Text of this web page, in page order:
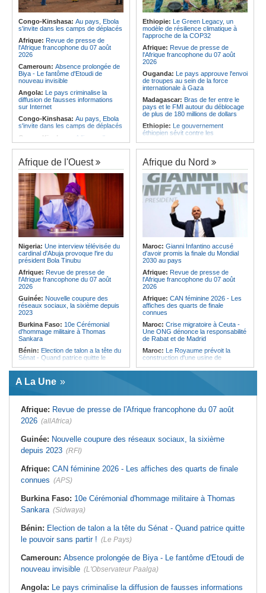
Afrique:La LSF salue le lancement
du premier ETF obligataire
souverain africain (USD) disponible
en Europe
Afrique: Promesse de la finale de la
Coupe du Monde 2030 au Maroc -
Infantino marquera-t-il le but de son
corrige le Kabuscorp en match de
préparation
Angola:Des experts prélèvent des
échantillons pour identifier les
victimes de l'accident de Cuanza-
Sul
Congo-Kinshasa: Au pays, Ebola
s'invite dans les camps de déplacés
Afrique: Revue de presse de
l'Afrique francophone du 07 août
2026
Cameroun: Absence prolongée de
Biya - Le fantôme d'Etoudi de
nouveau invisible
Angola: Le pays criminalise la
diffusion de fausses informations
sur Internet
Congo-Kinshasa: Au pays, Ebola
s'invite dans les camps de déplacés
Congo-Kinshasa:
A l'issue d'une
visite au pays, le chef de l'OMS
appelle à intensifier la riposte
Congo-Kinshasa:Transfert de 15
personnes vers l'AFC/M23
Centrafrique:
Un réseau mondial
de professionnels de la santé
connectés par la télémédecine
Congo-Kinshasa:Ebola au pays -
Africa CDC mise sur les
communautés
Afrique Centrale:L'explosion de la
demande de viande de brousse
extermine la faune sauvage
Ethiopie: Le Green Legacy, un
modèle de résilience climatique à
l'approche de la COP32
Afrique: Revue de presse de
l'Afrique francophone du 07 août
2026
Ouganda: Le pays approuve l'envoi
de troupes au sein de la force
internationale à Gaza
Madagascar: Bras de fer entre le
pays et le FMI autour du déblocage
de plus de 180 millions de dollars
Ethiopie: Le gouvernement
éthiopien sévit contre les
Kenya:Des associations de
femmes marchent pour dénoncer
les disparitions forcées
Afrique:La CEA renforce les
capacités des parlementaires de
l'Afrique de l'Est
Congo-Kinshasa:Après l'accord
avec une branche des FDLR, les
zones d'ombre persistent
Sud-Soudan:Le pays à la croisée
des chemins, alerte l'ONU
Rwanda:Rome et Kigali discutent
d'une possible externalisation au
pays des procédures d'asile à
destination de l'Italie
Afrique de l'Ouest
Nigeria: Une interview télévisée du
cardinal d'Abuja provoque l'ire du
président Bola Tinubu
Afrique: Revue de presse de
l'Afrique francophone du 07 août
2026
Guinée: Nouvelle coupure des
réseaux sociaux, la sixième depuis
2023
Burkina Faso: 10e Cérémonial
d'hommage militaire à Thomas
Sankara
Bénin: Election de talon a la tête du
Sénat - Quand patrice quitte le
Cameroun:
Biya - Le fantôme d'Etoudi de
cardinal d'Abuja provoque l'ire du
président Bola Tinubu
parleur «Djidji Ayôkwé» prend une
dimension politique
Guinée: Le président dissipe les
santé dans un message publié sur X
Afrique:Etats généraux de
rupture
Afrique du Nord
Maroc: Gianni Infantino accusé
d'avoir promis la finale du Mondial
2030 au pays
Afrique: Revue de presse de
l'Afrique francophone du 07 août
2026
Afrique: CAN féminine 2026 - Les
affiches des quarts de finale
connues
Maroc: Crise migratoire à Ceuta -
Une ONG dénonce la responsabilité
de Rabat et de Madrid
Maroc: Le Royaume prévoit la
construction d'une usine de
déchets à Casablanca
agents de sécurité, selon des
associations
Afrique:Promesse de la finale de la
maintien ?
Maroc:Driss Lachguar - Les défis
traitement courageux des causes
profondes
A La Une
Afrique: Revue de presse de l'Afrique francophone du 07 août
2026 (allAfrica)
Guinée: Nouvelle coupure des réseaux sociaux, la sixième
depuis 2023 (RFI)
Afrique: CAN féminine 2026 - Les affiches des quarts de finale
connues (APS)
Burkina Faso: 10e Cérémonial d'hommage militaire à Thomas
Sankara (Sidwaya)
Bénin: Election de talon a la tête du Sénat - Quand patrice quitte
le pouvoir sans partir ! (Le Pays)
Cameroun: Absence prolongée de Biya - Le fantôme d'Etoudi de
nouveau invisible (L'Observateur Paalga)
Angola: Le pays criminalise la diffusion de fausses informations